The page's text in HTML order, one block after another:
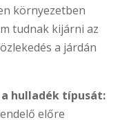
környezetben
tudnak kijárni az
a járdán
hulladék típusát:
előre